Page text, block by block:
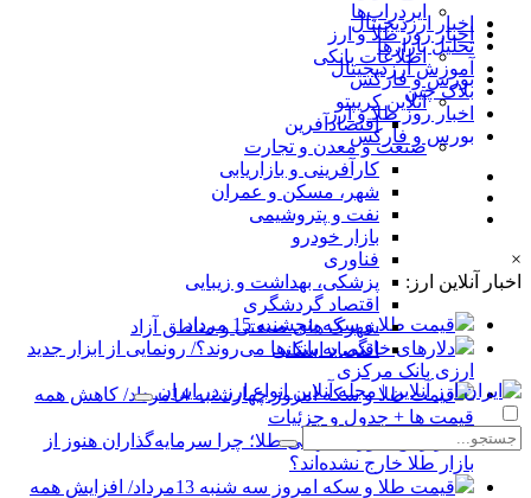
ایردراپ‌ها
اخبار روز طلا و ارز
اطلاعات بانکی
بورس و فارکس
آنلاین کریپتو
اقتصادآفرین
صنعت و معدن و تجارت
کارآفرینی و بازاریابی
شهر، مسکن و عمران
نفت و پتروشیمی
بازار خودرو
فناوری
پزشکی، بهداشت و زیبایی
اقتصاد گردشگری
شهرک های صنعتی و مناطق آزاد
اقتصاد استانی
اخبار ارزدیجیتال
تحلیل بازارها
آموزش ارزدیجیتال
بلاک چین
اخبار روز طلا و ارز
بورس و فارکس
×
اخبار آنلاین ارز:
قیمت طلا و سکه پنجشنبه 15 مرداد
دلارهای خانگی به بانک‌ها می‌روند؟/ رونمایی از ابزار جدید
ارزی بانک مرکزی
قیمت طلا و سکه امروز چهارشنبه 14مرداد/ کاهش همه
قیمت ها + جدول و جزئیات
گزارش شورای جهانی طلا؛ چرا سرمایه‌گذاران هنوز از
بازار طلا خارج نشده‌اند؟
قیمت طلا و سکه امروز سه شنبه 13مرداد/ افزایش همه